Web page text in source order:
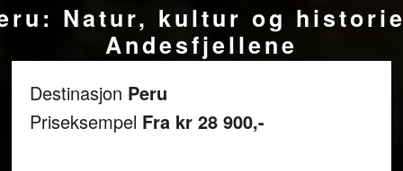
Natur, kultur og
Andesfjellene
Destinasjon Peru
Priseksempel Fra kr 28 900,-